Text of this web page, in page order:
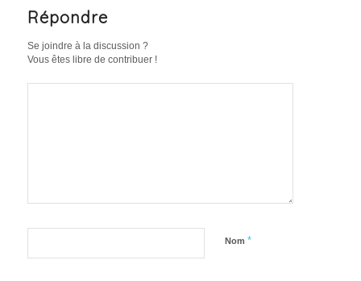
Répondre
Se joindre à la discussion ?
Vous êtes libre de contribuer !
Nom *